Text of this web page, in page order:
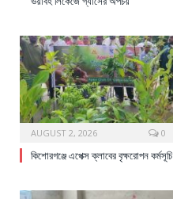
AUGUST 2, 2026 0
কিশোরগঞ্জে এপেক্স ক্লাবের বৃক্ষরোপন কর্মসূচি